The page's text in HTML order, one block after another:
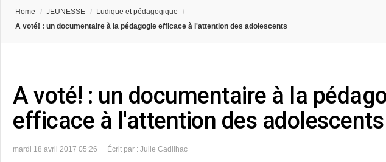
Home / JEUNESSE / Ludique et pédagogique
/
A voté! : un documentaire à la pédagogie efficace à l'attention des adolescents
A voté! : un documentaire à la
efficace à l'attention des adolescents
mardi 18 avril 2017 05:26 Écrit par : Julie Cadilhac